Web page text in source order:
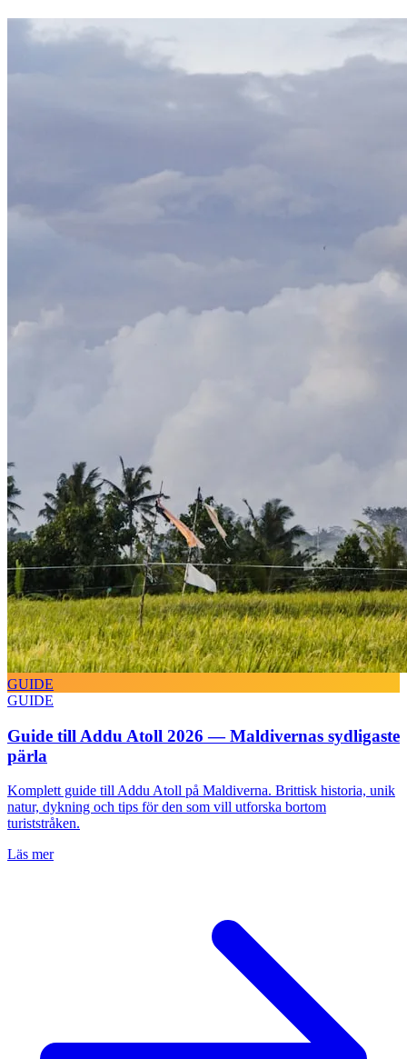
GUIDE
GUIDE
Guide till Addu Atoll 2026 — Maldivernas sydligaste
pärla
Komplett guide till Addu Atoll på Maldiverna. Brittisk historia, unik
natur, dykning och tips för den som vill utforska bortom
turiststråken.
Läs mer